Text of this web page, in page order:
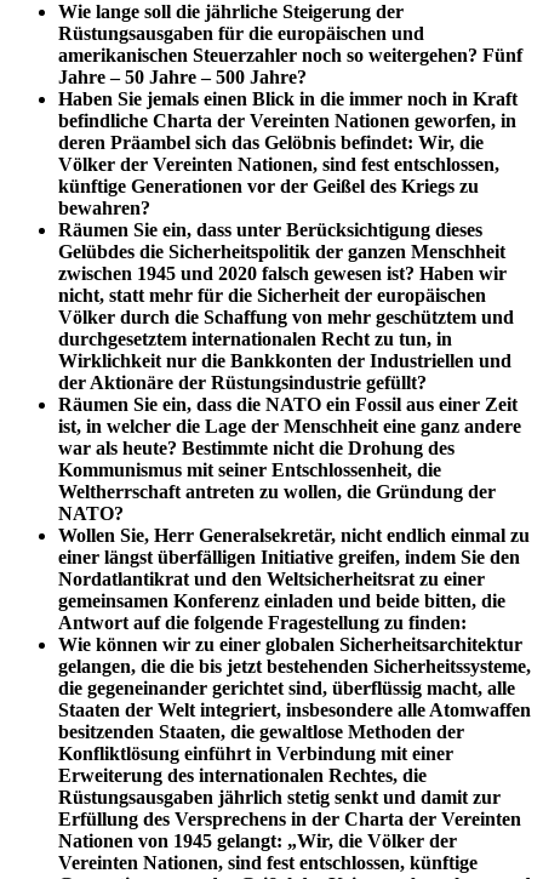
Wie lange soll die jährliche Steigerung der
Rüstungsausgaben für die europäischen und
amerikanischen Steuerzahler noch so weitergehen? Fünf
Jahre – 50 Jahre – 500 Jahre?
Haben Sie jemals einen Blick in die immer noch in Kraft
befindliche Charta der Vereinten Nationen geworfen, in
deren Präambel sich das Gelöbnis befindet: Wir, die
Völker der Vereinten Nationen, sind fest entschlossen,
künftige Generationen vor der Geißel des Kriegs zu
bewahren?
Räumen Sie ein, dass unter Berücksichtigung dieses
Gelübdes die Sicherheitspolitik der ganzen Menschheit
zwischen 1945 und 2020 falsch gewesen ist? Haben wir
nicht, statt mehr für die Sicherheit der europäischen
Völker durch die Schaffung von mehr geschütztem und
durchgesetztem internationalen Recht zu tun, in
Wirklichkeit nur die Bankkonten der Industriellen und
der Aktionäre der Rüstungsindustrie gefüllt?
Räumen Sie ein, dass die NATO ein Fossil aus einer Zeit
ist, in welcher die Lage der Menschheit eine ganz andere
war als heute? Bestimmte nicht die Drohung des
Kommunismus mit seiner Entschlossenheit, die
Weltherrschaft antreten zu wollen, die Gründung der
NATO?
Wollen Sie, Herr Generalsekretär, nicht endlich einmal zu
einer längst überfälligen Initiative greifen, indem Sie den
Nordatlantikrat und den Weltsicherheitsrat zu einer
gemeinsamen Konferenz einladen und beide bitten, die
Antwort auf die folgende Fragestellung zu finden:
Wie können wir zu einer globalen Sicherheitsarchitektur
gelangen, die die bis jetzt bestehenden Sicherheitssysteme,
die gegeneinander gerichtet sind, überflüssig macht, alle
Staaten der Welt integriert, insbesondere alle Atomwaffen
besitzenden Staaten, die gewaltlose Methoden der
Konfliktlösung einführt in Verbindung mit einer
Erweiterung des internationalen Rechtes, die
Rüstungsausgaben jährlich stetig senkt und damit zur
Erfüllung des Versprechens in der Charta der Vereinten
Nationen von 1945 gelangt: „Wir, die Völker der
Vereinten Nationen, sind fest entschlossen, künftige